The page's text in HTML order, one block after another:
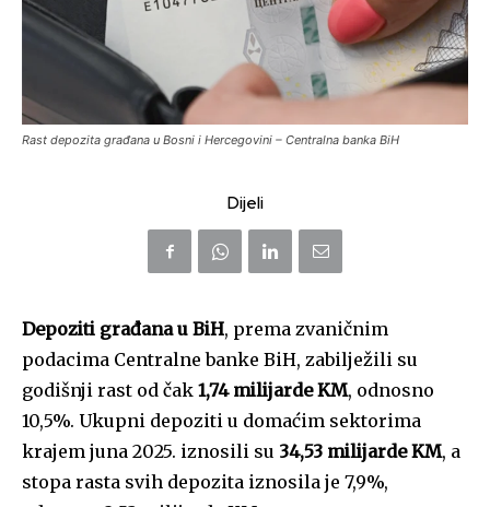
Rast depozita građana u Bosni i Hercegovini – Centralna banka BiH
Dijeli
Depoziti građana u BiH, prema zvaničnim
podacima Centralne banke BiH, zabilježili su
godišnji rast od čak 1,74 milijarde KM, odnosno
10,5%. Ukupni depoziti u domaćim sektorima
krajem juna 2025. iznosili su 34,53 milijarde KM, a
stopa rasta svih depozita iznosila je 7,9%,